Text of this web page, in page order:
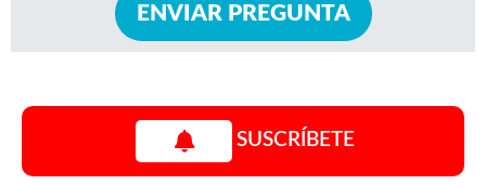
ENVIAR PREGUNTA
SUSCRÍBETE